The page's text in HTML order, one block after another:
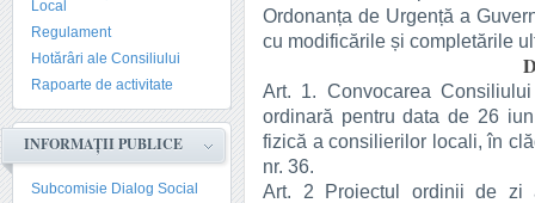
Local
Regulament
Hotărâri ale Consiliului
Rapoarte de activitate
INFORMAȚII PUBLICE
Subcomisie Dialog Social
Ordonanța de Urgență a
cu modificările și completările
Art. 1. Convocarea
ordinară pentru data de 26
fizică a consilierilor locali, în
nr. 36.
Art. 2 Proiectul ordinii de zi